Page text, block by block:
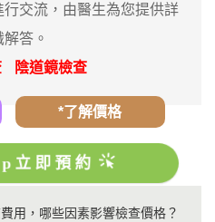
交流，由醫生為您提供詳
答。
陰道鏡檢查
*了解價格
立即預約
用，哪些因素影響檢查價格？